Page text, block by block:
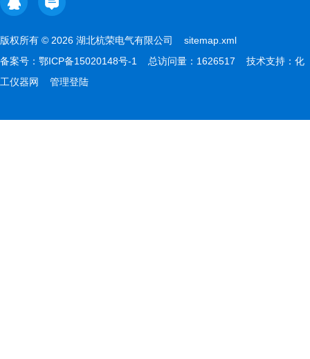
版权所有 © 2026 湖北杭荣电气有限公司 sitemap.xml
备案号： 鄂ICP备15020148号-1 总访问量：1626517 技术支持： 化
工仪器网
管理登陆